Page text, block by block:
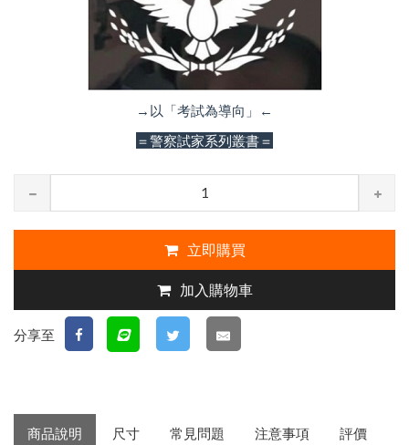
→以「考試為導向」←
＝警察試家系列叢書＝
立即購買
加入購物車
分享至
商品說明 尺寸 常見問題 注意事項 評價